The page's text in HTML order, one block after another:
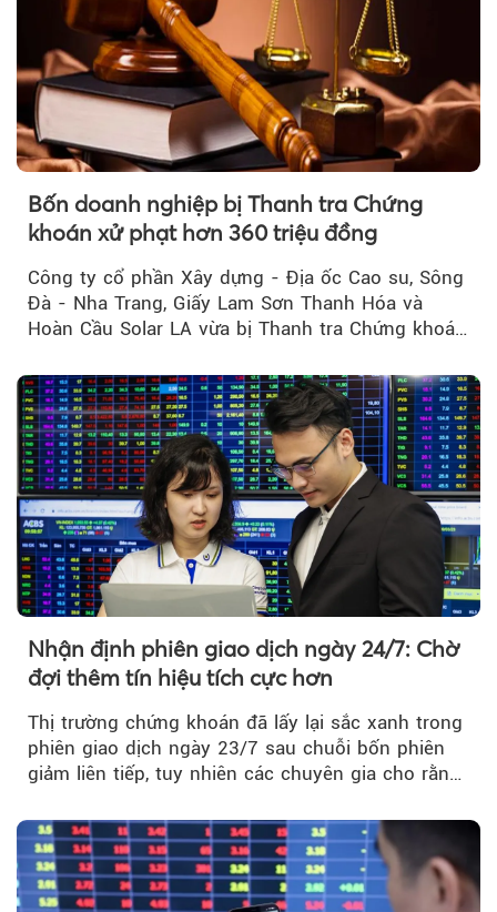
Bốn doanh nghiệp bị Thanh tra Chứng
khoán xử phạt hơn 360 triệu đồng
Công ty cổ phần Xây dựng - Địa ốc Cao su, Sông
Đà - Nha Trang, Giấy Lam Sơn Thanh Hóa và
Hoàn Cầu Solar LA vừa bị Thanh tra Chứng khoán
do vi phạm quy định về công bố thông tin trên
thị trường chứng khoán.
Nhận định phiên giao dịch ngày 24/7: Chờ
đợi thêm tín hiệu tích cực hơn
Thị trường chứng khoán đã lấy lại sắc xanh trong
phiên giao dịch ngày 23/7 sau chuỗi bốn phiên
giảm liên tiếp, tuy nhiên các chuyên gia cho rằng